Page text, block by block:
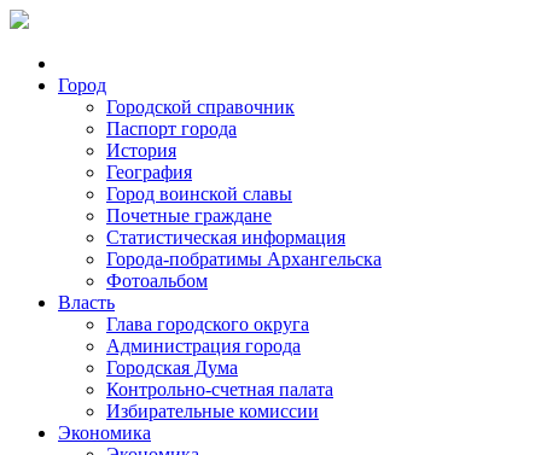
Город
Городской справочник
Паспорт города
История
География
Город воинской славы
Почетные граждане
Статистическая информация
Города-побратимы Архангельска
Фотоальбом
Власть
Глава городского округа
Администрация города
Городская Дума
Контрольно-счетная палата
Избирательные комиссии
Экономика